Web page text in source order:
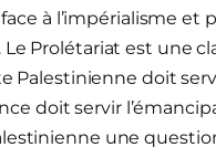
à l’impérialisme
Prolétariat est une
Palestinienne doit
doit servir
une